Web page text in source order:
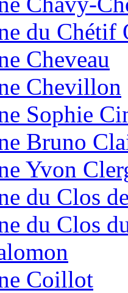
du Chétif
Cheveau
Chevillon
Sophie
Bruno
Yvon
du Clos
du Clos
Coillot